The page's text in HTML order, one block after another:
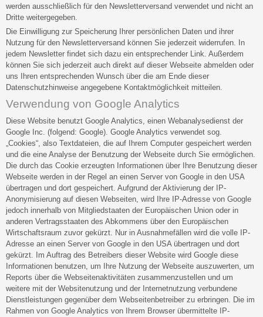
werden ausschließlich für den Newsletterversand verwendet und nicht an
Dritte weitergegeben.
Die Einwilligung zur Speicherung Ihrer persönlichen Daten und ihrer
Nutzung für den Newsletterversand können Sie jederzeit widerrufen. In
jedem Newsletter findet sich dazu ein entsprechender Link. Außerdem
können Sie sich jederzeit auch direkt auf dieser Webseite abmelden oder
uns Ihren entsprechenden Wunsch über die am Ende dieser
Datenschutzhinweise angegebene Kontaktmöglichkeit mitteilen.
Verwendung von Google Analytics
Diese Website benutzt Google Analytics, einen Webanalysedienst der
Google Inc. (folgend: Google). Google Analytics verwendet sog.
„Cookies“, also Textdateien, die auf Ihrem Computer gespeichert werden
und die eine Analyse der Benutzung der Webseite durch Sie ermöglichen.
Die durch das Cookie erzeugten Informationen über Ihre Benutzung dieser
Webseite werden in der Regel an einen Server von Google in den USA
übertragen und dort gespeichert. Aufgrund der Aktivierung der IP-
Anonymisierung auf diesen Webseiten, wird Ihre IP-Adresse von Google
jedoch innerhalb von Mitgliedstaaten der Europäischen Union oder in
anderen Vertragsstaaten des Abkommens über den Europäischen
Wirtschaftsraum zuvor gekürzt. Nur in Ausnahmefällen wird die volle IP-
Adresse an einen Server von Google in den USA übertragen und dort
gekürzt. Im Auftrag des Betreibers dieser Website wird Google diese
Informationen benutzen, um Ihre Nutzung der Webseite auszuwerten, um
Reports über die Webseitenaktivitäten zusammenzustellen und um
weitere mit der Websitenutzung und der Internetnutzung verbundene
Dienstleistungen gegenüber dem Webseitenbetreiber zu erbringen. Die im
Rahmen von Google Analytics von Ihrem Browser übermittelte IP-